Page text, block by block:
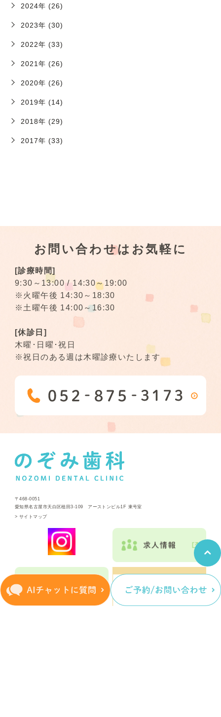
2024年 (26)
2023年 (30)
2022年 (33)
2021年 (26)
2020年 (26)
2019年 (14)
2018年 (29)
2017年 (33)
お問い合わせはお気軽に
[診療時間]
9:30～13:00 / 14:30～19:00
※火曜午後 14:30～18:30
※土曜午後 14:00～16:30
[休診日]
木曜･日曜･祝日
※祝日のある週は木曜診療いたします
〒468-0051
愛知県名古屋市天白区植田3-109 アーストンビル1F 東号室
> サイトマップ